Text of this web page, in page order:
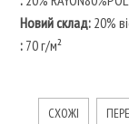
Новий склад:20%
:70 г/м²
СХОЖІ